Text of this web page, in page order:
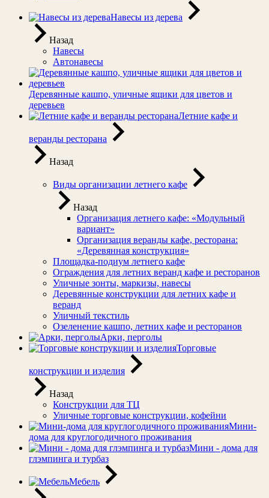
Навесы из дерева
Назад
Навесы
Автонавесы
Деревянные кашпо, уличные ящики для цветов и
деревьев
Летние кафе и
веранды ресторана
Назад
Виды организации летнего кафе
Назад
Организация летнего кафе: «Модульный
вариант»
Организация веранды кафе, ресторана:
«Деревянная конструкция»
Площадка-подиум летнего кафе
Ограждения для летних веранд кафе и ресторанов
Уличные зонты, маркизы, навесы
Деревянные конструкции для летних кафе и
веранд
Уличный текстиль
Озеленение кашпо, летних кафе и ресторанов
Арки, перголы
Торговые
конструкции и изделия
Назад
Конструкции для ТЦ
Уличные торговые конструкции, кофейни
Мини-
дома для круглогодичного проживания
Мини - дома для
глэмпинга и турбаз
Мебель